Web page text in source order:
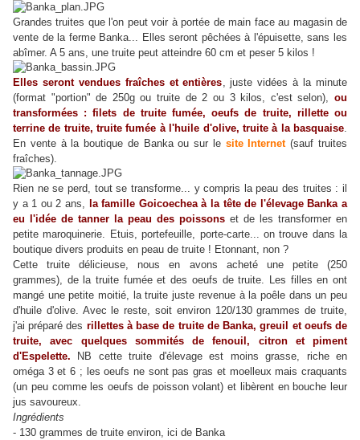
Grandes truites que l'on peut voir à portée de main face au magasin de
vente de la ferme Banka... Elles seront pêchées à l'épuisette, sans les
abîmer. A 5 ans, une truite peut atteindre 60 cm et peser 5 kilos !
Elles seront vendues fraîches et entières, juste vidées à la minute
(format "portion" de 250g ou truite de 2 ou 3 kilos, c'est selon), ou
transformées : filets de truite fumée, oeufs de truite, rillette ou
terrine de truite, truite fumée à l'huile d'olive, truite à la basquaise.
En vente à la boutique de Banka ou sur le site Internet(sauf truites
fraîches).
Rien ne se perd, tout se transforme... y compris la peau des truites : il
y a 1 ou 2 ans,
la famille Goicoechea à la tête de l'élevage Banka a
eu l'idée de tanner la peau des poissons et de les transformer en
petite maroquinerie. Etuis, portefeuille, porte-carte... on trouve dans la
boutique divers produits en peau de truite ! Etonnant, non ?
Cette truite délicieuse, nous en avons acheté une petite (250
grammes), de la truite fumée et des oeufs de truite. Les filles en ont
mangé une petite moitié, la truite juste revenue à la poêle dans un peu
d'huile d'olive. Avec le reste, soit environ 120/130 grammes de truite,
j'ai préparé des rillettes à base de truite de Banka, greuil et oeufs de
truite, avec quelques sommités de fenouil, citron et piment
d'Espelette. NB cette truite d'élevage est moins grasse, riche en
oméga 3 et 6 ; les oeufs ne sont pas gras et moelleux mais craquants
(un peu comme les oeufs de poisson volant) et libèrent en bouche leur
jus savoureux.
Ingrédients
- 130 grammes de truite environ, ici de Banka